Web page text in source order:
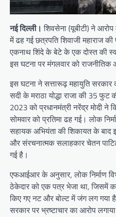
नई दिल्ली। शिवसेना (यूबीटी) ने आरोप
में ढह गई छत्रपति शिवाजी महाराज की
एकनाथ शिंदे के बेटे के एक दोस्त की
इस घटना पर मंगलवार को राजनीतिक
इस घटना ने सत्तारूढ़ महायुति सरकार
सदी के मराठा योद्धा राजा की 35 फुट
2023 को प्रधानमंत्री नरेंद्र मोदी ने
सोमवार को प्रतिमा ढह गई। लोक
सहायक अभियंता की शिकायत के बाद
और संरचनात्मक सलाहकार चेतन
गई है।
एफआईआर के अनुसार, लोक निर्माण
ठेकेदार को एक पत्र भेजा था, जिसमें
किए गए नट और बोल्ट में जंग लग गया
सरकार पर भ्रष्टाचार का आरोप